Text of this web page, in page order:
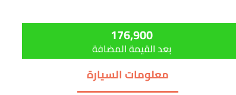
176,900
بعد القيمة المضافة
معلومات السيارة